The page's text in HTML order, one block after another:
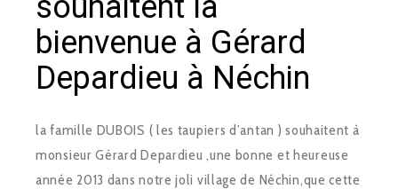
bienvenue à Gérard
Depardieu à Néchin
la famille DUBOIS ( les taupiers d’antan ) souhaitent à
monsieur Gérard Depardieu ,une bonne et heureuse
année 2013 dans notre joli village de Néchin,que cette